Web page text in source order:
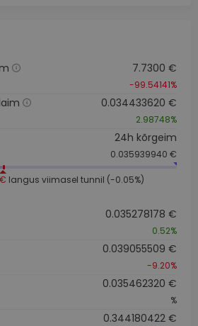
7.7300 €
-99.54141%
0.034433620 €
2.98748%
24h kõrgeim
0.035939940 €
langus viimasel tunnil (-0.05%)
0.035278178 €
0.52%
0.039055509 €
-9.20%
0.035462320 €
%
0.344180422 €